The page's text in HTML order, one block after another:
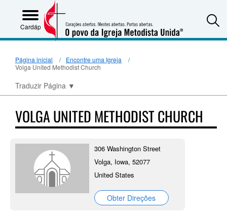
Cardápio
Página inicial
Encontre uma Igreja
Volga United Methodist Church
Traduzir Página ▼
VOLGA UNITED METHODIST CHURCH
306 Washington Street
Volga, Iowa, 52077
United States
Obter Direções